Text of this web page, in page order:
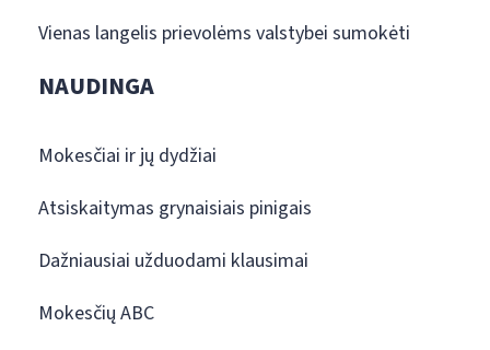
Vienas langelis prievolėms valstybei sumokėti
NAUDINGA
Mokesčiai ir jų dydžiai
Atsiskaitymas grynaisiais pinigais
Dažniausiai užduodami klausimai
Mokesčių ABC